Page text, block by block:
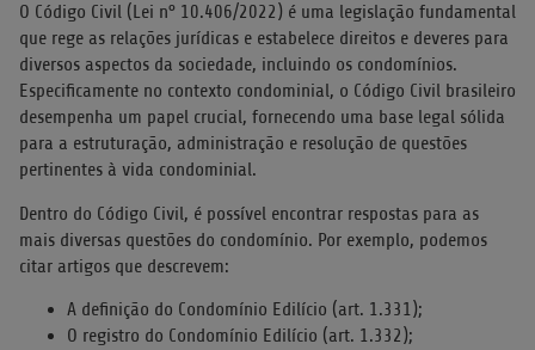
O Código Civil (Lei n° 10.406/2022) é uma legislação fundamental
que rege as relações jurídicas e estabelece direitos e deveres para
diversos aspectos da sociedade, incluindo os condomínios.
Especificamente no contexto condominial, o Código Civil brasileiro
desempenha um papel crucial, fornecendo uma base legal sólida
para a estruturação, administração e resolução de questões
pertinentes à vida condominial.
Dentro do Código Civil, é possível encontrar respostas para as
mais diversas questões do condomínio. Por exemplo, podemos
citar artigos que descrevem:
A definição do Condomínio Edilício (art. 1.331);
O registro do Condomínio Edilício (art. 1.332);